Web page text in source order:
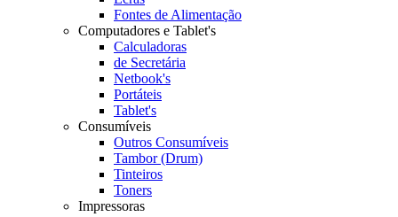
Fontes de Alimentação
Computadores e Tablet's
Calculadoras
de Secretária
Netbook's
Portáteis
Tablet's
Consumíveis
Outros Consumíveis
Tambor (Drum)
Tinteiros
Toners
Impressoras